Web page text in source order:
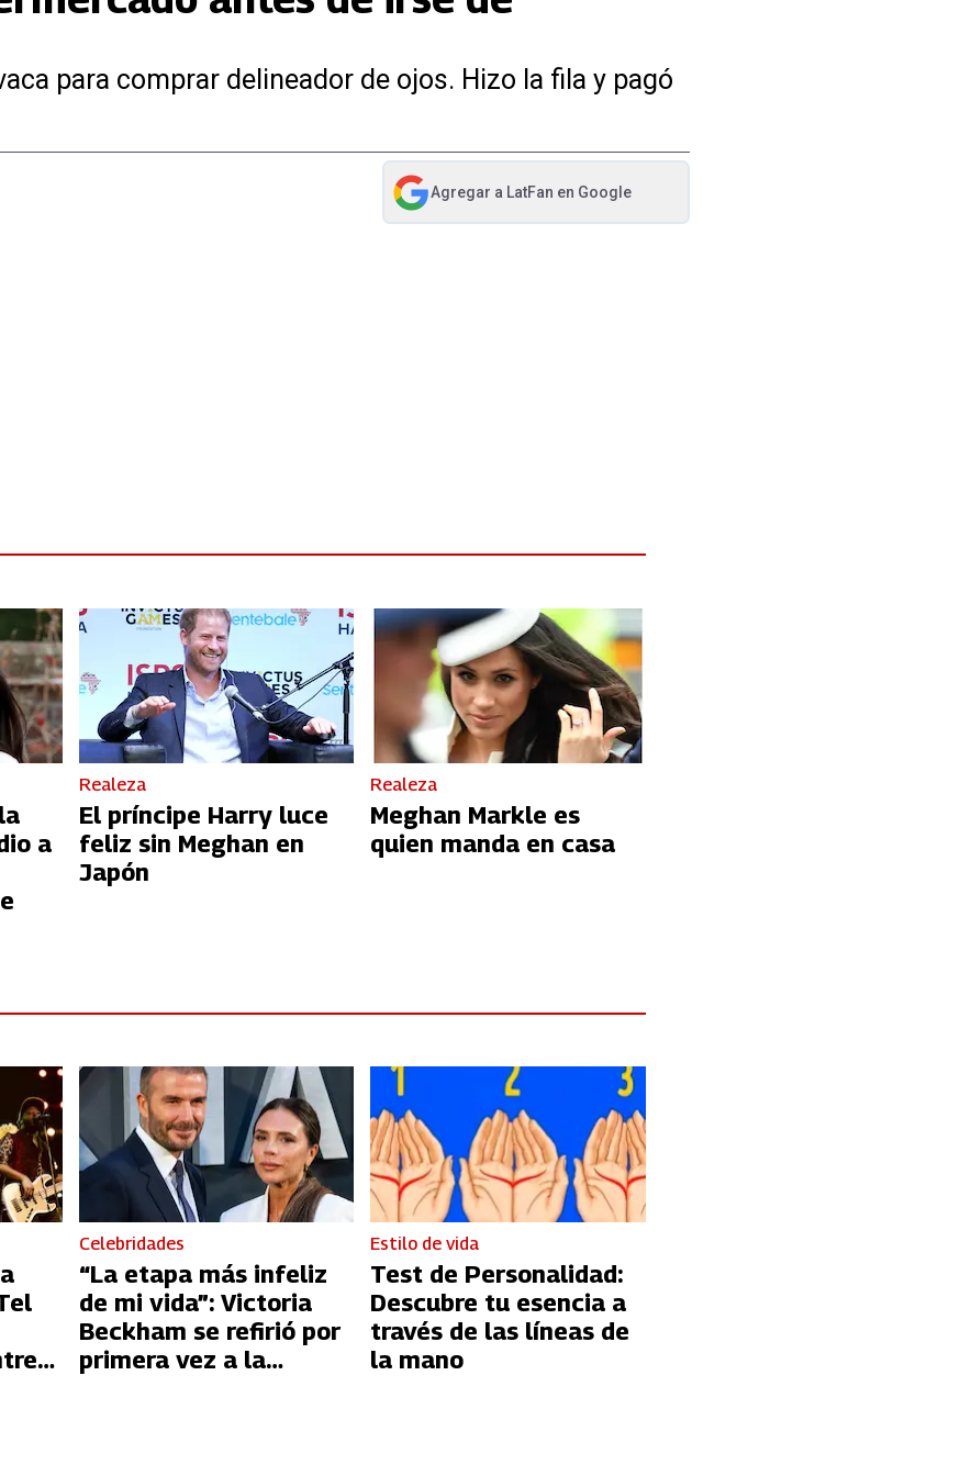
para comprar delineador de ojos. Hizo la fila y pagó
Agregar a LatFan en Google
abre en nueva pestaña
a
Realeza
El príncipe Harry luce
feliz sin Meghan en
Japón
Realeza
Meghan Markle es
quien manda en casa
Celebridades
“La etapa más infeliz
de mi vida”: Victoria
Beckham se refirió por
primera vez a la
Estilo de vida
Test de Personalidad:
Descubre tu esencia a
través de las líneas de
la mano